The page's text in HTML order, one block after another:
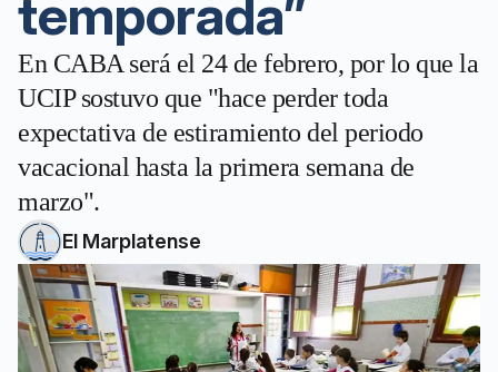
temporada”
En CABA será el 24 de febrero, por lo que la
UCIP sostuvo que "hace perder toda
expectativa de estiramiento del periodo
vacacional hasta la primera semana de
marzo".
El Marplatense